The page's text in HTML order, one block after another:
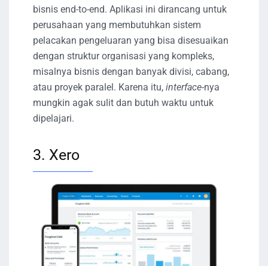
bisnis end-to-end. Aplikasi ini dirancang untuk
perusahaan yang membutuhkan sistem
pelacakan pengeluaran yang bisa disesuaikan
dengan struktur organisasi yang kompleks,
misalnya bisnis dengan banyak divisi, cabang,
atau proyek paralel. Karena itu, interface-nya
mungkin agak sulit dan butuh waktu untuk
dipelajari.
3. Xero